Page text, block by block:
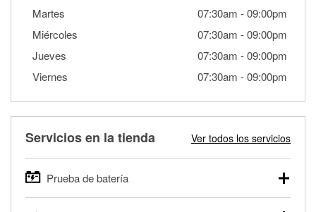
Martes
07:30am -09:00pm
Miércoles
07:30am -09:00pm
Jueves
07:30am -09:00pm
Viernes
07:30am -09:00pm
Servicios en la tienda Ver todos los servicios
Prueba de batería